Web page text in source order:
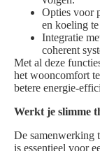
Opties voor
en koeling
Integratie
coherent
Met al deze
het wooncomfort
betere energie-
Werkt je slimme
De samenwerking
is essentieel voor